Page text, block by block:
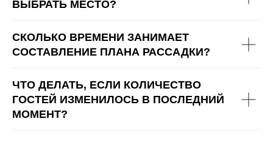
ВЫБРАТЬ МЕСТО?
СКОЛЬКО ВРЕМЕНИ ЗАНИМАЕТ
СОСТАВЛЕНИЕ ПЛАНА РАССАДКИ?
ЧТО ДЕЛАТЬ, ЕСЛИ КОЛИЧЕСТВО
ГОСТЕЙ ИЗМЕНИЛОСЬ В ПОСЛЕДНИЙ
МОМЕНТ?